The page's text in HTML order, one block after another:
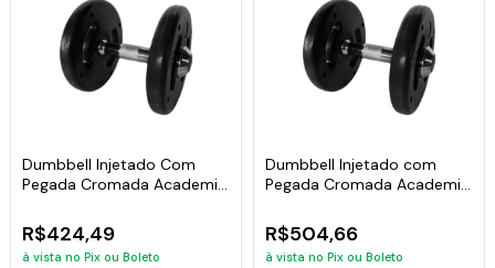
Dumbbell Injetado Com
Pegada Cromada Academia
R$424,49
à vista no Pix ou Boleto
Dumbbell Injetado com
Pegada Cromada Academia
R$504,66
à vista no Pix ou Boleto